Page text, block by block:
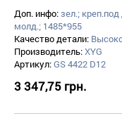
Доп. инфо:зел.;
молд.; 1485*955
Качество детали:
Производитель:XYG
Артикул:GS 4422 D12
3 347,75 грн.